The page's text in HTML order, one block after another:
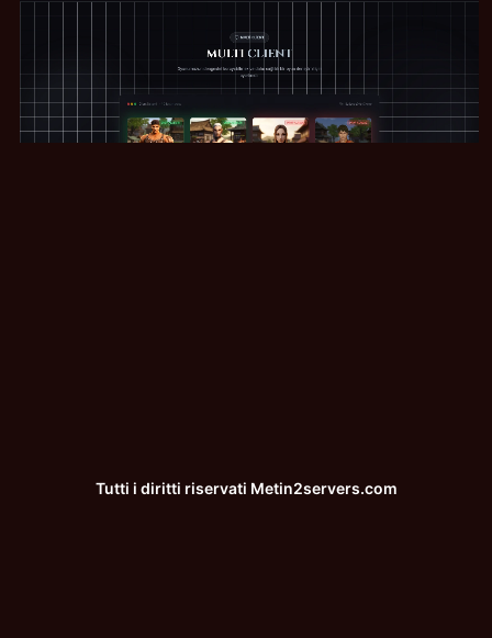
Tutti i diritti riservati Metin2servers.com